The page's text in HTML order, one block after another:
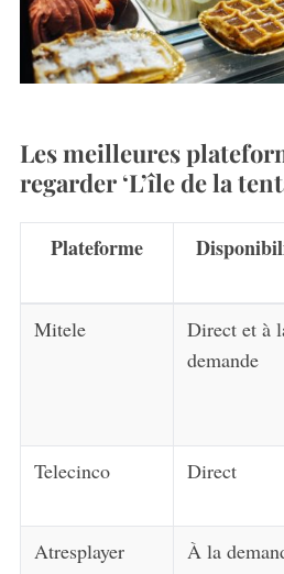
Les meilleures
regarder ‘L’île de la
Plateforme
Mitele
Direct et à
demande
Telecinco Direct
Atresplayer À la